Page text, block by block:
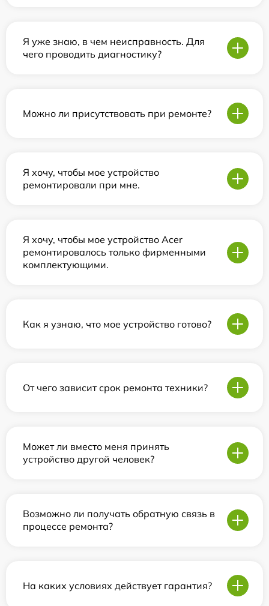
Я уже знаю, в чем неисправность. Для
чего проводить диагностику?
Можно ли присутствовать при ремонте?
Я хочу, чтобы мое устройство
ремонтировали при мне.
Я хочу, чтобы мое устройство Acer
ремонтировалось только фирменными
комплектующими.
Как я узнаю, что мое устройство готово?
От чего зависит срок ремонта техники?
Может ли вместо меня принять
устройство другой человек?
Возможно ли получать обратную связь в
процессе ремонта?
На каких условиях действует гарантия?